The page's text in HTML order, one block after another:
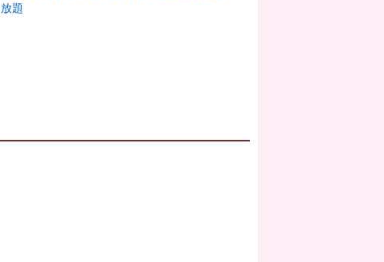
放題